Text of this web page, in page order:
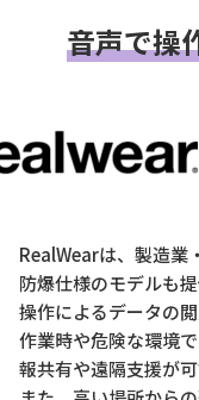
音声で操
RealWearは、製造業
防爆仕様のモデルも
操作によるデータの
作業時や危険な環境
報共有や遠隔支援が